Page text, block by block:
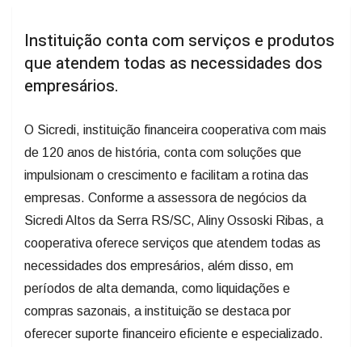
Instituição conta com serviços e produtos
que atendem todas as necessidades dos
empresários.
O Sicredi, instituição financeira cooperativa com mais
de 120 anos de história, conta com soluções que
impulsionam o crescimento e facilitam a rotina das
empresas. Conforme a assessora de negócios da
Sicredi Altos da Serra RS/SC, Aliny Ossoski Ribas, a
cooperativa oferece serviços que atendem todas as
necessidades dos empresários, além disso, em
períodos de alta demanda, como liquidações e
compras sazonais, a instituição se destaca por
oferecer suporte financeiro eficiente e especializado.